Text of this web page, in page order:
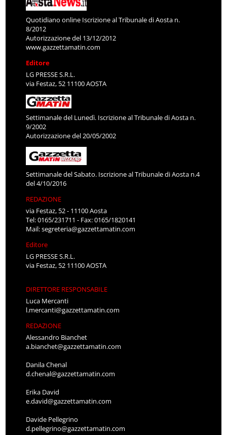
Quotidiano online Iscrizione al Tribunale di Aosta n.
8/2012
Autorizzazione del 13/12/2012
www.gazzettamatin.com
Editore
LG PRESSE S.R.L.
via Festaz, 52 11100 AOSTA
Settimanale del Lunedì. Iscrizione al Tribunale di Aosta n.
9/2002
Autorizzazione del 20/05/2002
Settimanale del Sabato. Iscrizione al Tribunale di Aosta n.4
del 4/10/2016
REDAZIONE
via Festaz, 52 - 11100 Aosta
Tel: 0165/231711 - Fax: 0165/1820141
Mail:segreteria@gazzettamatin.com
Editore
LG PRESSE S.R.L.
via Festaz, 52 11100 AOSTA
DIRETTORE RESPONSABILE
Luca Mercanti
l.mercanti@gazzettamatin.com
REDAZIONE
Alessandro Bianchet
a.bianchet@gazzettamatin.com
Danila Chenal
d.chenal@gazzettamatin.com
Erika David
e.david@gazzettamatin.com
Davide Pellegrino
d.pellegrino@gazzettamatin.com